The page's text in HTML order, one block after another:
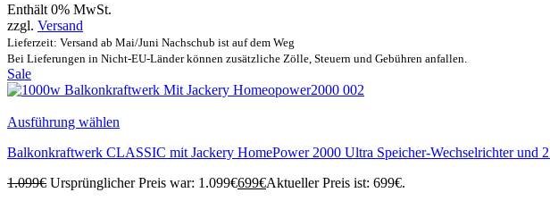
Enthält 0% MwSt.
zzgl. Versand
Lieferzeit: Versand ab Mai/Juni Nachschub ist auf dem Weg
Bei Lieferungen in Nicht-EU-Länder können zusätzliche Zölle, Steuern und Gebühren anfallen.
Sale
Ausführung wählen
Balkonkraftwerk CLASSIC mit Jackery HomePower 2000 Ultra Speicher-Wechselrichter und
1.099€ Ursprünglicher Preis war: 1.099€699€Aktueller Preis ist: 699€.